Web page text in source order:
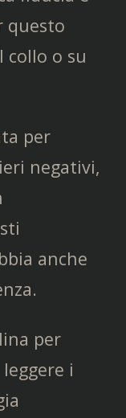
questo
collo o su
per
negativi,
anche
per
i